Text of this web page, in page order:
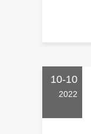
10-10
2022